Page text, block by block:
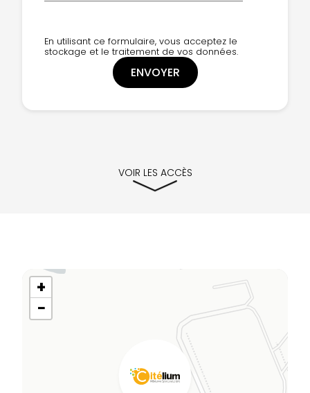
En utilisant ce formulaire, vous acceptez le
stockage et le traitement de vos données.
VOIR LES ACCÈS
+
−